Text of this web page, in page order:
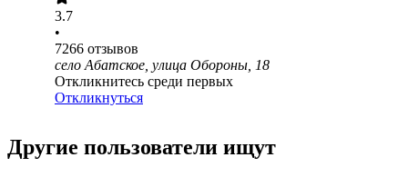
3.7
•
7266 отзывов
село Абатское, улица Обороны, 18
Откликнитесь среди первых
Откликнуться
Другие пользователи ищут